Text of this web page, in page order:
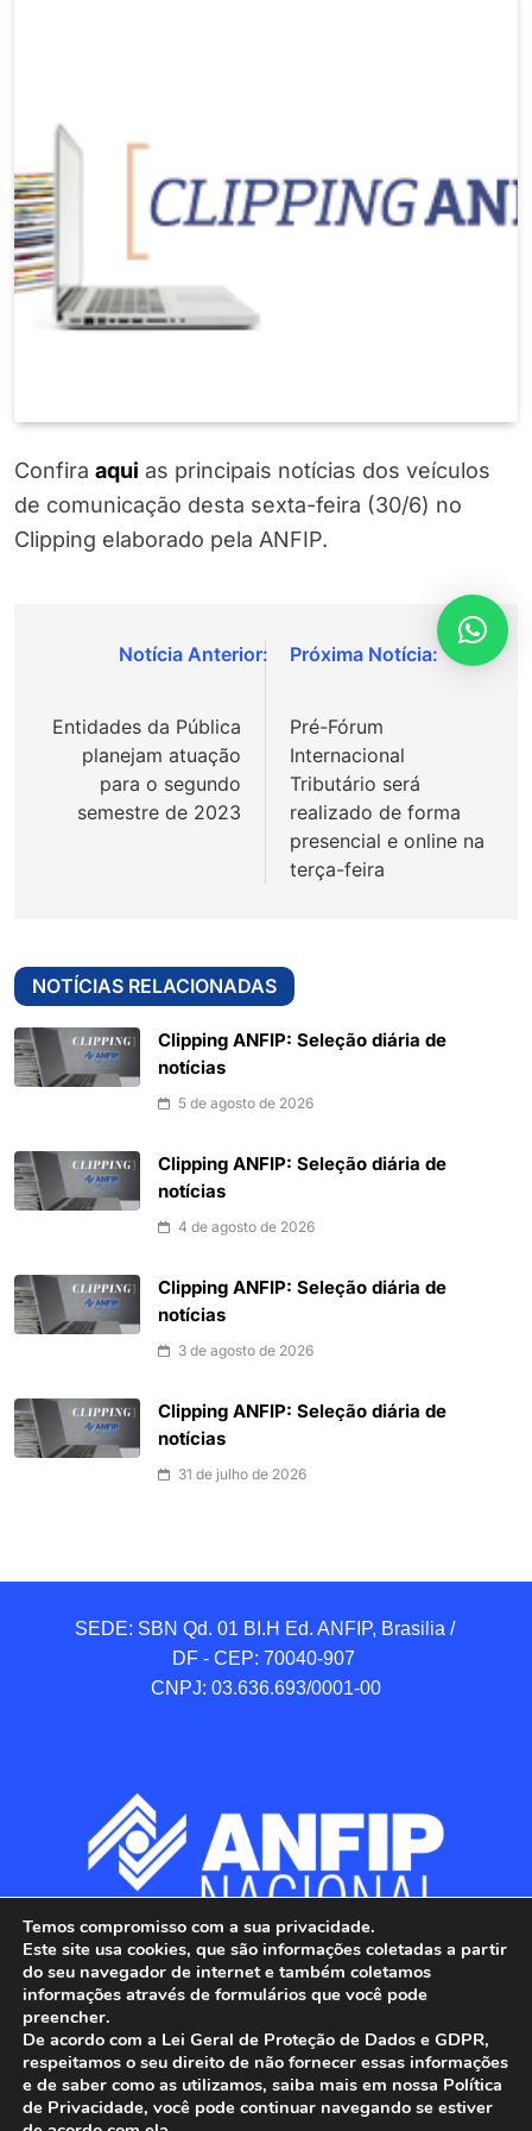
Confira aqui as principais notícias dos veículos
de comunicação desta sexta-feira (30/6) no
Clipping elaborado pela ANFIP.
Navegação
Post
Entidades da Pública
planejam atuação
para o segundo
semestre de 2023
Pré-Fórum
Internacional
Tributário será
realizado de forma
presencial e online na
terça-feira
NOTÍCIAS RELACIONADAS
Clipping ANFIP: Seleção diária de
notícias
5 de agosto de 2026
Clipping ANFIP: Seleção diária de
notícias
4 de agosto de 2026
Clipping ANFIP: Seleção diária de
notícias
3 de agosto de 2026
Clipping ANFIP: Seleção diária de
notícias
31 de julho de 2026
SEDE: SBN Qd. 01 BI.H Ed. ANFIP, Brasilia /
DF - CEP: 70040-907
CNPJ: 03.636.693/0001-00
ANFIP - Associação Nacional dos Auditores
Temos compromisso com a sua privacidade.
Este site usa cookies, que são informações coletadas a partir
do seu navegador de internet e também coletamos
informações através de formulários que você pode
preencher.
De acordo com a Lei Geral de Proteção de Dados e GDPR,
respeitamos o seu direito de não fornecer essas informações
e de saber como as utilizamos, saiba mais em nossa Política
de Privacidade, você pode continuar navegando se estiver